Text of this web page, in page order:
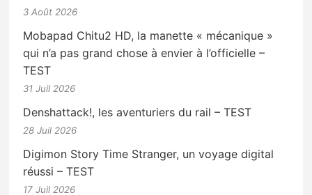
3 Août 2026
Mobapad Chitu2 HD, la manette « mécanique »
qui n’a pas grand chose à envier à l’officielle –
TEST
31 Juil 2026
Denshattack!, les aventuriers du rail – TEST
28 Juil 2026
Digimon Story Time Stranger, un voyage digital
réussi – TEST
17 Juil 2026